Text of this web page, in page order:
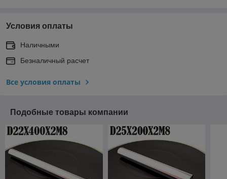
Условия оплаты
Наличными
Безналичный расчет
Все условия оплаты
Подобные товары компании